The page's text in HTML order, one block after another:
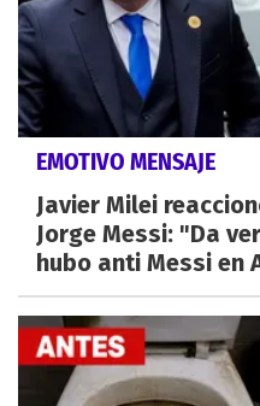
EMOTIVO MENSAJE
Javier Milei
Jorge Messi: "Da
hubo anti Messi en